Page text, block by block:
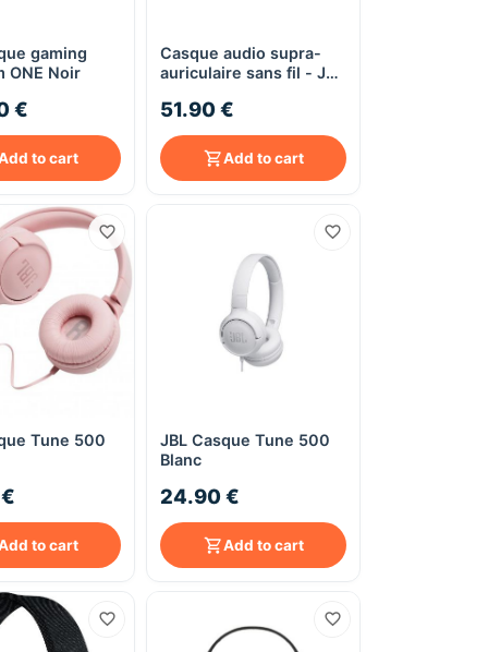
Quick View
gaming
ONE Noir
€
to cart
Quick View
Casque audio supra-
auriculaire sans fil - JBL
51.90 €
Add to cart
Quick View
Tune 500
to cart
Quick View
JBL Casque Tune 500
Blanc
24.90 €
Add to cart